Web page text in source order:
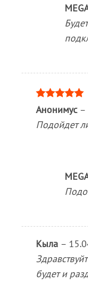
Оценка5
Анонимус –
Подойдет
Кыла –
будет и